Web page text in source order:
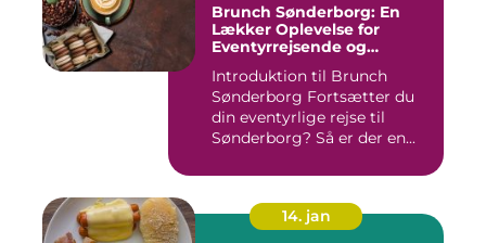
Brunch Sønderborg: En
Lækker Oplevelse for
Eventyrrejsende og
Introduktion til Brunch
Sønderborg Fortsætter du
din eventyrlige rejse til
Sønderborg? Så er der en...
14. jan